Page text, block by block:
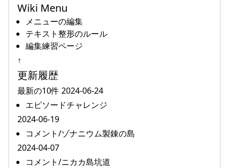
Wiki Menu
メニューの編集
テキスト整形のルール
編集練習ページ
↑
更新履歴
最新の10件 2024-06-24
エピソードチャレンジ
2024-06-19
コメント/ゾナニウム製錬の島
2024-04-07
コメント/ニカカ島坑道